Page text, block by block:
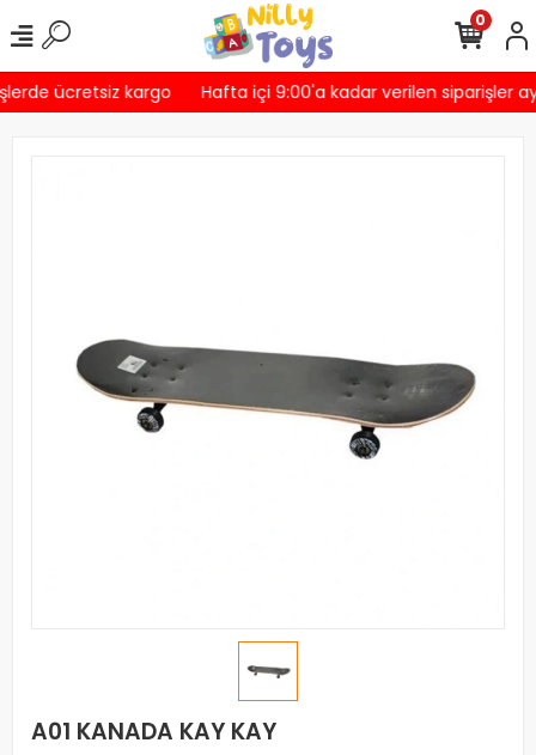
ücretsiz kargo Hafta içi 9:00'a kadar verilen siparişler
0
A01 KANADA KAY KAY